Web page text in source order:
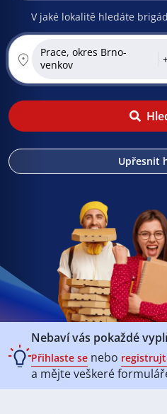
V jaké lokalitě hledáte
Prace, okres Brno-
venkov
Upřesnit
Nebaví vás pokaždé
Přihlaste se nebo
a mějte veškeré